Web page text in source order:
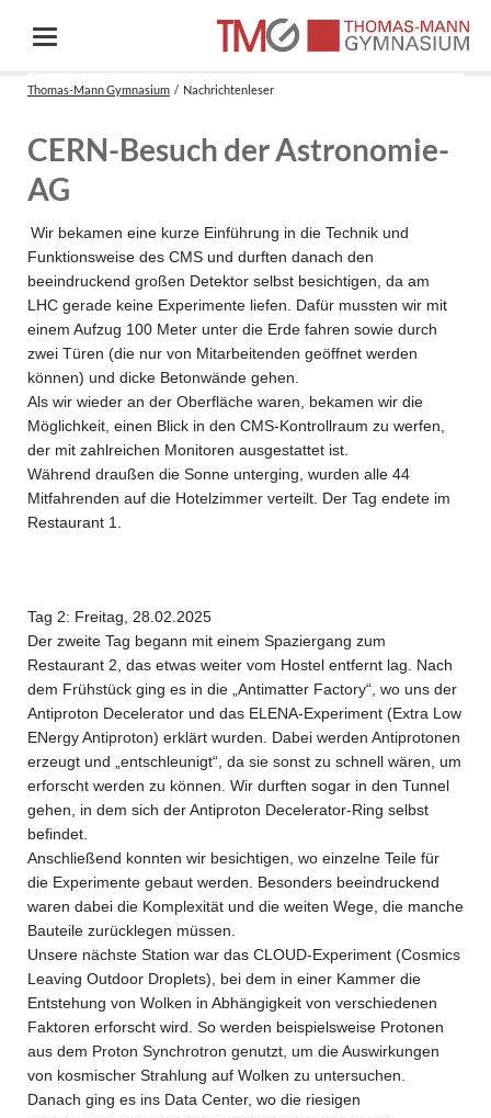
Thomas-Mann Gymnasium Nachrichtenleser
CERN-Besuch der Astronomie-
AG
Wir bekamen eine kurze Einführung in die Technik und
Funktionsweise des CMS und durften danach den
beeindruckend großen Detektor selbst besichtigen, da am
LHC gerade keine Experimente liefen. Dafür mussten wir mit
einem Aufzug 100 Meter unter die Erde fahren sowie durch
zwei Türen (die nur von Mitarbeitenden geöffnet werden
können) und dicke Betonwände gehen.
Als wir wieder an der Oberfläche waren, bekamen wir die
Möglichkeit, einen Blick in den CMS-Kontrollraum zu werfen,
der mit zahlreichen Monitoren ausgestattet ist.
Während draußen die Sonne unterging, wurden alle 44
Mitfahrenden auf die Hotelzimmer verteilt. Der Tag endete im
Restaurant 1.
Tag 2: Freitag, 28.02.2025
Der zweite Tag begann mit einem Spaziergang zum
Restaurant 2, das etwas weiter vom Hostel entfernt lag. Nach
dem Frühstück ging es in die „Antimatter Factory“, wo uns der
Antiproton Decelerator und das ELENA-Experiment (Extra Low
ENergy Antiproton) erklärt wurden. Dabei werden Antiprotonen
erzeugt und „entschleunigt“, da sie sonst zu schnell wären, um
erforscht werden zu können. Wir durften sogar in den Tunnel
gehen, in dem sich der Antiproton Decelerator-Ring selbst
befindet.
Anschließend konnten wir besichtigen, wo einzelne Teile für
die Experimente gebaut werden. Besonders beeindruckend
waren dabei die Komplexität und die weiten Wege, die manche
Bauteile zurücklegen müssen.
Unsere nächste Station war das CLOUD-Experiment (Cosmics
Leaving Outdoor Droplets), bei dem in einer Kammer die
Entstehung von Wolken in Abhängigkeit von verschiedenen
Faktoren erforscht wird. So werden beispielsweise Protonen
aus dem Proton Synchrotron genutzt, um die Auswirkungen
von kosmischer Strahlung auf Wolken zu untersuchen.
Danach ging es ins Data Center, wo die riesigen